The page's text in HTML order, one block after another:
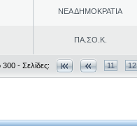
ΝΕΑ ΔΗΜΟΚΡΑΤΙΑ
ΠΑ.ΣΟ.Κ.
- Σελίδες: 11 12